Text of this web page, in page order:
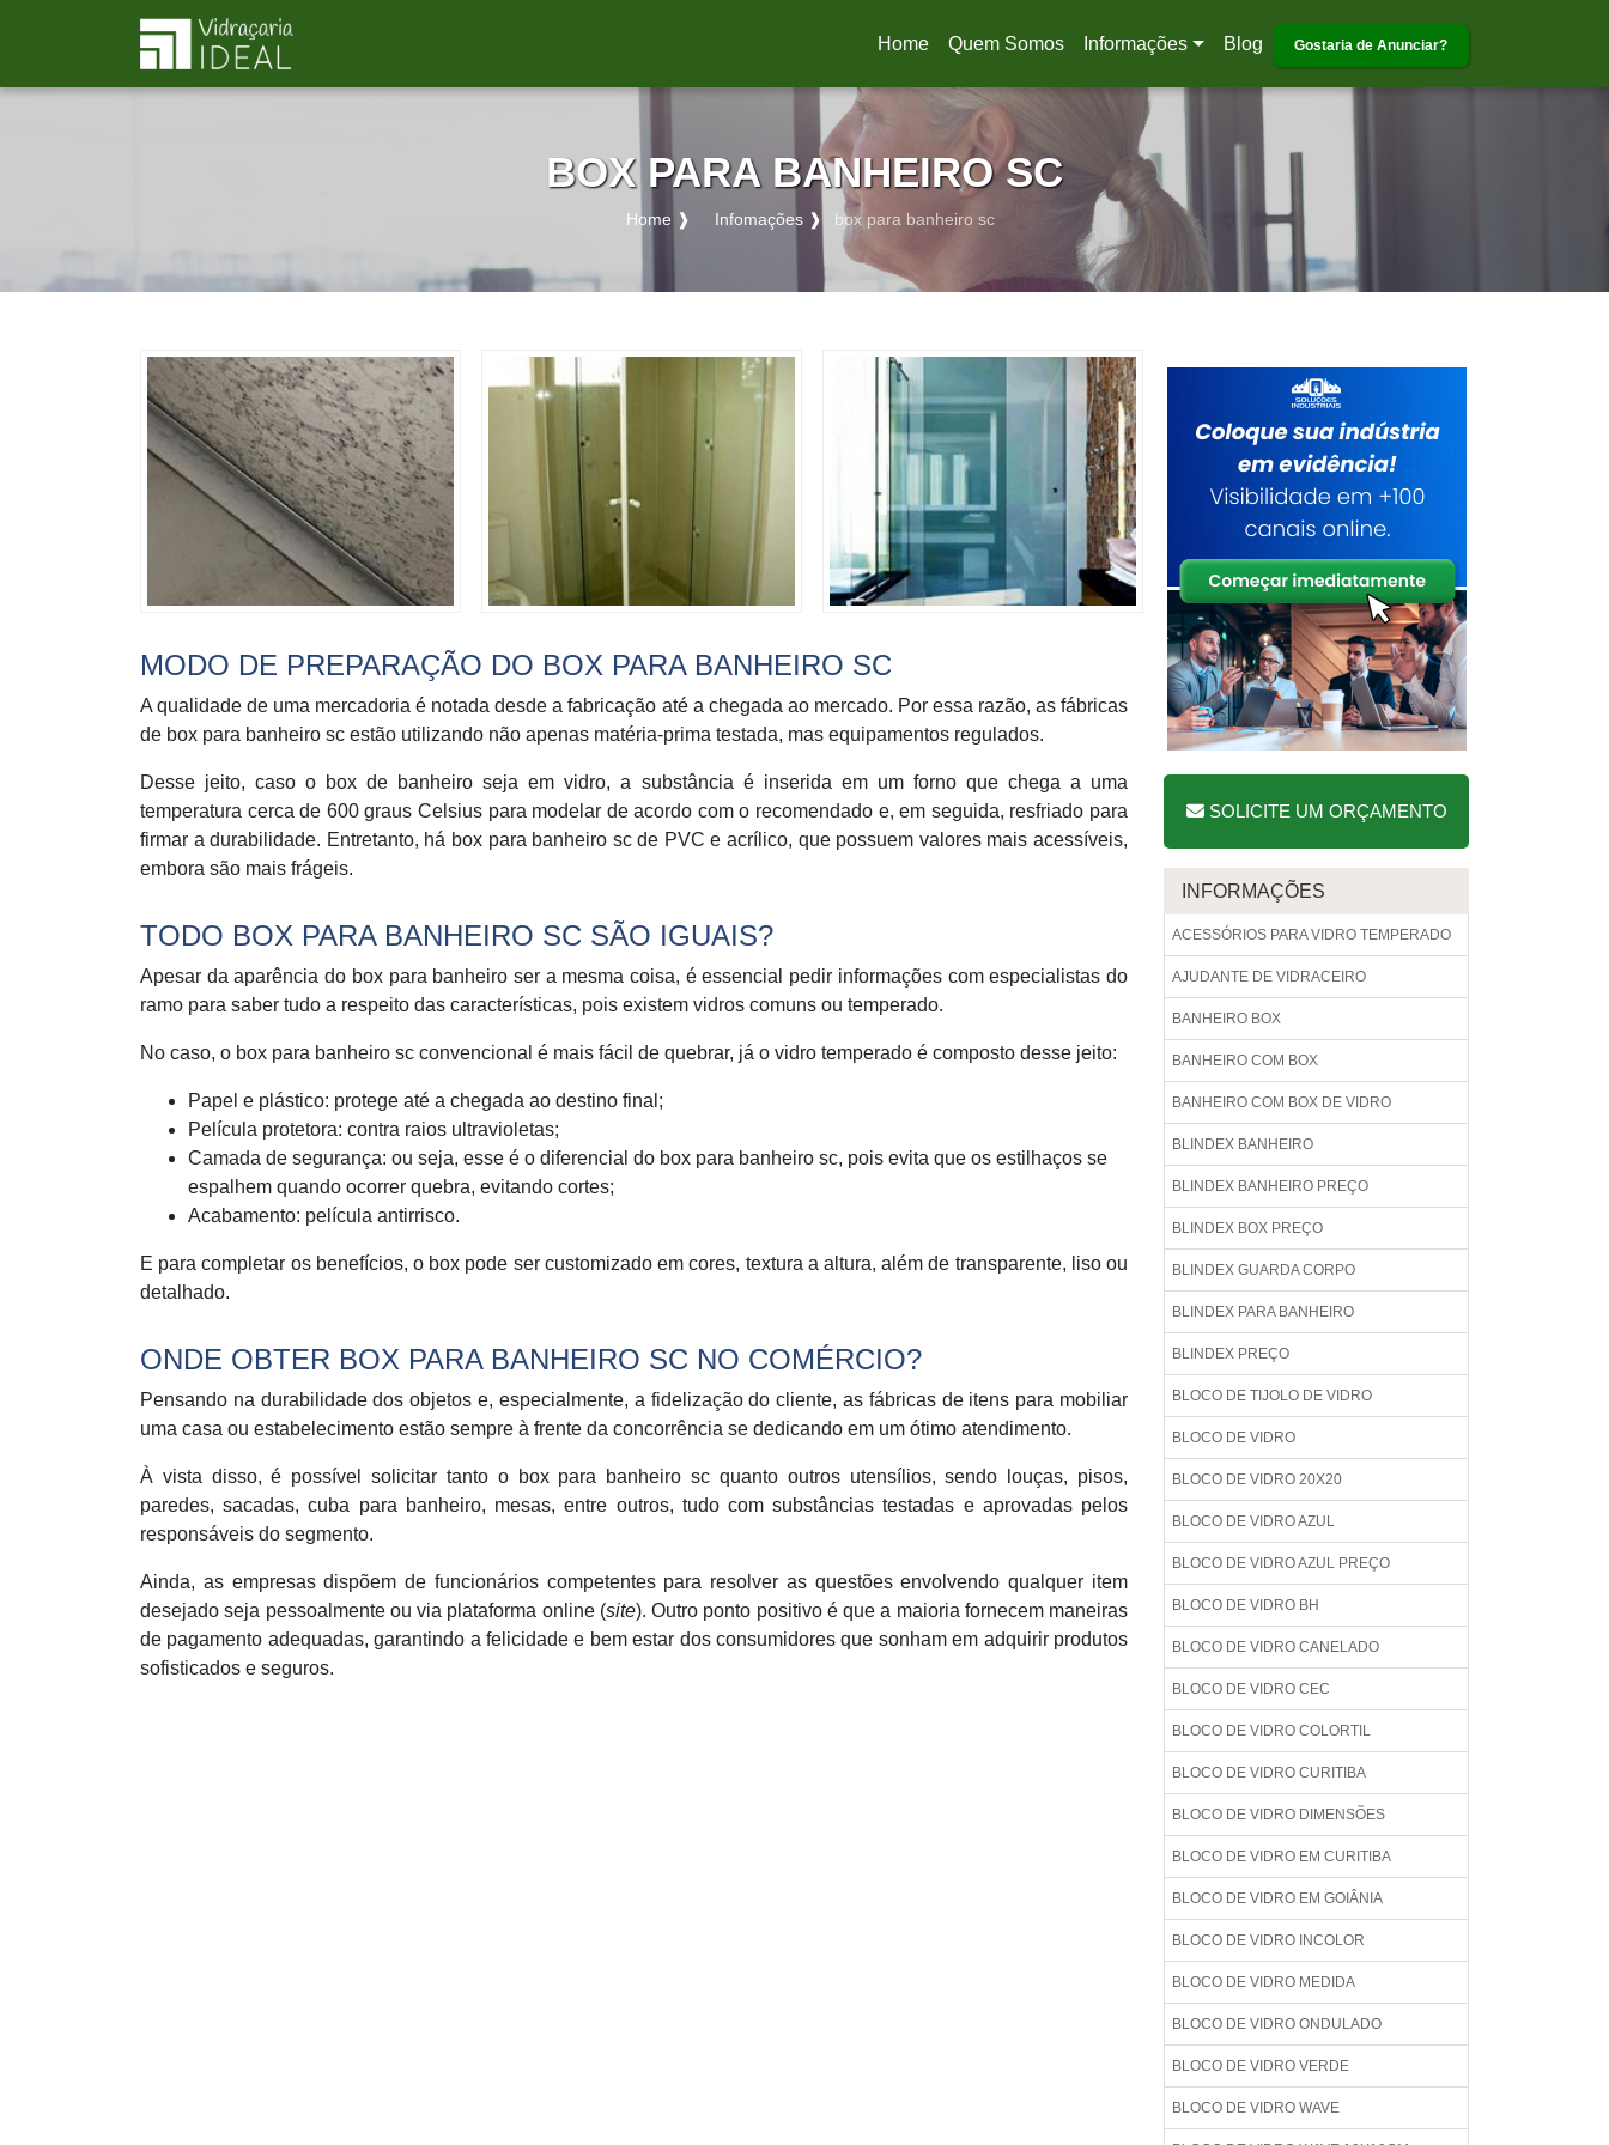
Home
(current)
Quem Somos Informações Blog Gostaria de Anunciar?
BOX PARA BANHEIRO SC
Home ❱ Infomações ❱ box para banheiro sc
MODO DE PREPARAÇÃO DO BOX PARA BANHEIRO SC
A qualidade de uma mercadoria é notada desde a fabricação até a chegada ao mercado. Por essa razão, as fábricas
de box para banheiro sc estão utilizando não apenas matéria-prima testada, mas equipamentos regulados.
Desse jeito, caso o box de banheiro seja em vidro, a substância é inserida em um forno que chega a uma
temperatura cerca de 600 graus Celsius para modelar de acordo com o recomendado e, em seguida, resfriado para
firmar a durabilidade. Entretanto, há box para banheiro sc de PVC e acrílico, que possuem valores mais acessíveis,
embora são mais frágeis.
TODO BOX PARA BANHEIRO SC SÃO IGUAIS?
Apesar da aparência do box para banheiro ser a mesma coisa, é essencial pedir informações com especialistas do
ramo para saber tudo a respeito das características, pois existem vidros comuns ou temperado.
No caso, o box para banheiro sc convencional é mais fácil de quebrar, já o vidro temperado é composto desse jeito:
Papel e plástico: protege até a chegada ao destino final;
Película protetora: contra raios ultravioletas;
Camada de segurança: ou seja, esse é o diferencial do box para banheiro sc, pois evita que os estilhaços se
espalhem quando ocorrer quebra, evitando cortes;
Acabamento: película antirrisco.
E para completar os benefícios, o box pode ser customizado em cores, textura a altura, além de transparente, liso ou
detalhado.
ONDE OBTER BOX PARA BANHEIRO SC NO COMÉRCIO?
Pensando na durabilidade dos objetos e, especialmente, a fidelização do cliente, as fábricas de itens para mobiliar
uma casa ou estabelecimento estão sempre à frente da concorrência se dedicando em um ótimo atendimento.
À vista disso, é possível solicitar tanto o box para banheiro sc quanto outros utensílios, sendo louças, pisos,
paredes, sacadas, cuba para banheiro, mesas, entre outros, tudo com substâncias testadas e aprovadas pelos
responsáveis do segmento.
Ainda, as empresas dispõem de funcionários competentes para resolver as questões envolvendo qualquer item
desejado seja pessoalmente ou via plataforma online (site). Outro ponto positivo é que a maioria fornecem maneiras
de pagamento adequadas, garantindo a felicidade e bem estar dos consumidores que sonham em adquirir produtos
sofisticados e seguros.
SOLICITE UM ORÇAMENTO
INFORMAÇÕES
ACESSÓRIOS PARA VIDRO TEMPERADO
AJUDANTE DE VIDRACEIRO
BANHEIRO BOX
BANHEIRO COM BOX
BANHEIRO COM BOX DE VIDRO
BLINDEX BANHEIRO
BLINDEX BANHEIRO PREÇO
BLINDEX BOX PREÇO
BLINDEX GUARDA CORPO
BLINDEX PARA BANHEIRO
BLINDEX PREÇO
BLOCO DE TIJOLO DE VIDRO
BLOCO DE VIDRO
BLOCO DE VIDRO 20X20
BLOCO DE VIDRO AZUL
BLOCO DE VIDRO AZUL PREÇO
BLOCO DE VIDRO BH
BLOCO DE VIDRO CANELADO
BLOCO DE VIDRO CEC
BLOCO DE VIDRO COLORTIL
BLOCO DE VIDRO CURITIBA
BLOCO DE VIDRO DIMENSÕES
BLOCO DE VIDRO EM CURITIBA
BLOCO DE VIDRO EM GOIÂNIA
BLOCO DE VIDRO INCOLOR
BLOCO DE VIDRO MEDIDA
BLOCO DE VIDRO ONDULADO
BLOCO DE VIDRO VERDE
BLOCO DE VIDRO WAVE